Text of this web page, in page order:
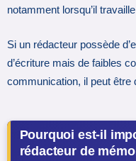
notamment lorsqu’il
Si un rédacteur possède
d’écriture mais de faibles
communication, il peut être
Pourquoi est-il
rédacteur de